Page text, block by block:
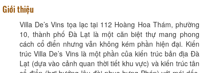
Giới thiệu
Villa De’s Vins tọa lạc tại 112 Hoàng Hoa Thám, phường
10, thành phố Đà Lạt là một căn biệt thự mang phong
cách cổ điển nhưng vẫn không kém phần hiện đại. Kiến
trúc Villa De’s Vins là một phần của kiến trúc bản địa Đà
Lạt (dựa vào cảnh quan thời tiết khu vực) và kiến trúc tân